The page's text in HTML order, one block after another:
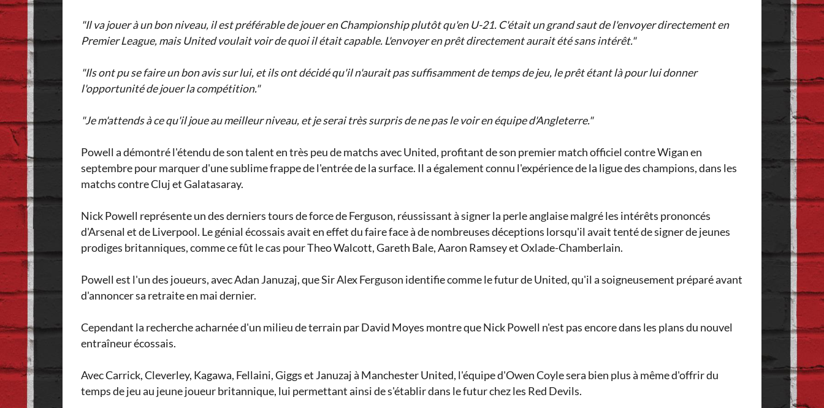
"Il va jouer à un bon niveau, il est préférable de jouer en Championship plutôt qu'en U-21. C'était un grand saut de l'envoyer directement en
Premier League, mais United voulait voir de quoi il était capable. L'envoyer en prêt directement aurait été sans intérêt."
"Ils ont pu se faire un bon avis sur lui, et ils ont décidé qu'il n'aurait pas suffisamment de temps de jeu, le prêt étant là pour lui donner
l'opportunité de jouer la compétition."
"Je m'attends à ce qu'il joue au meilleur niveau, et je serai très surpris de ne pas le voir en équipe d'Angleterre."
Powell a démontré l'étendu de son talent en très peu de matchs avec United, profitant de son premier match officiel contre Wigan en
septembre pour marquer d'une sublime frappe de l'entrée de la surface. Il a également connu l'expérience de la ligue des champions, dans les
matchs contre Cluj et Galatasaray.
Nick Powell représente un des derniers tours de force de Ferguson, réussissant à signer la perle anglaise malgré les intérêts prononcés
d'Arsenal et de Liverpool. Le génial écossais avait en effet du faire face à de nombreuses déceptions lorsqu'il avait tenté de signer de jeunes
prodiges britanniques, comme ce fût le cas pour Theo Walcott, Gareth Bale, Aaron Ramsey et Oxlade-Chamberlain.
Powell est l'un des joueurs, avec Adan Januzaj, que Sir Alex Ferguson identifie comme le futur de United, qu'il a soigneusement préparé avant
d'annoncer sa retraite en mai dernier.
Cependant la recherche acharnée d'un milieu de terrain par David Moyes montre que Nick Powell n'est pas encore dans les plans du nouvel
entraîneur écossais.
Avec Carrick, Cleverley, Kagawa, Fellaini, Giggs et Januzaj à Manchester United, l'équipe d'Owen Coyle sera bien plus à même d'offrir du
temps de jeu au jeune joueur britannique, lui permettant ainsi de s'établir dans le futur chez les Red Devils.